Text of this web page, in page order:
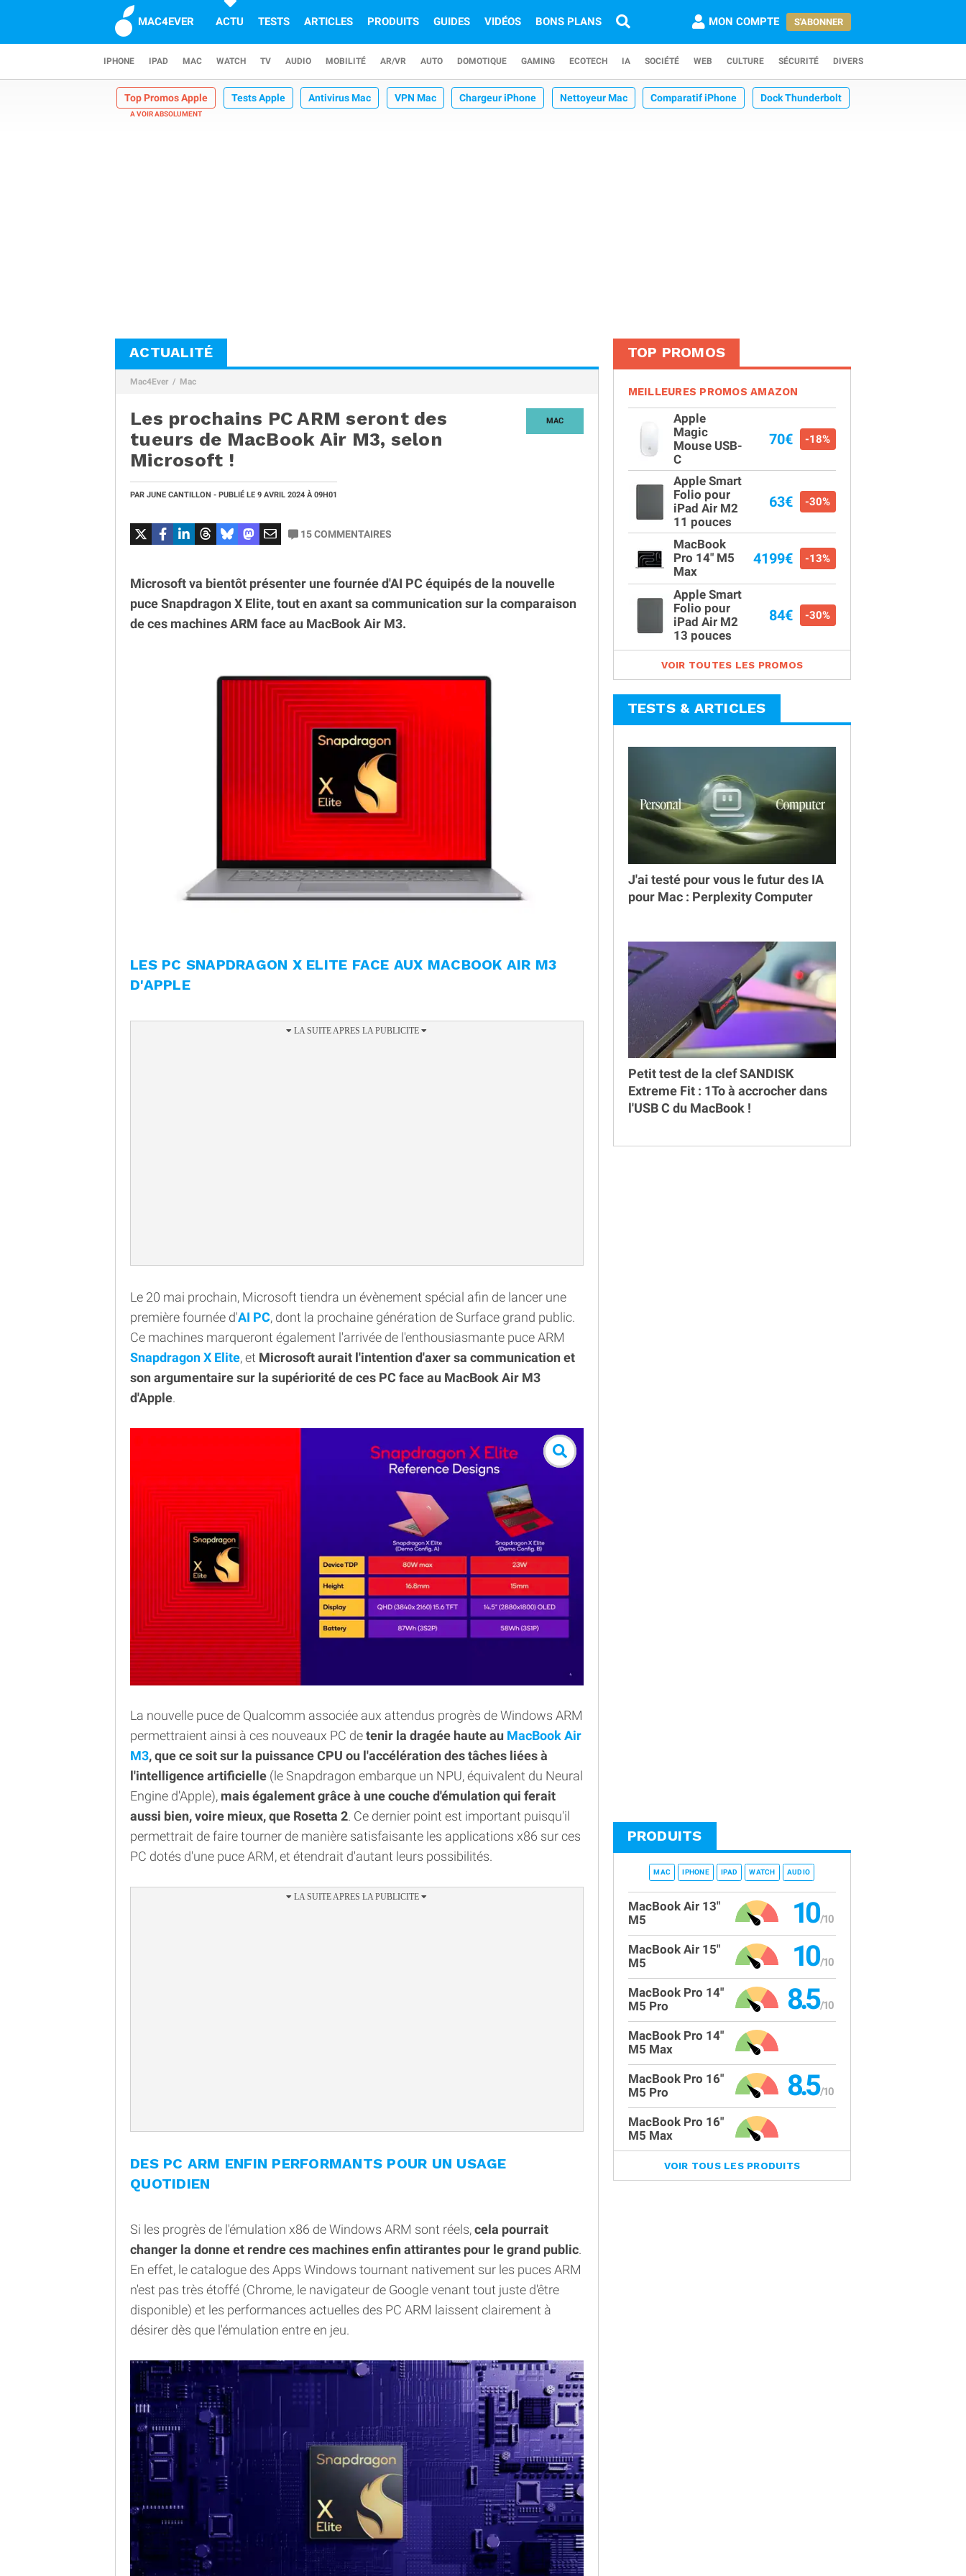
MAC4EVER ACTU TESTS ARTICLES PRODUITS GUIDES VIDÉOS BONS PLANS MON COMPTE S'ABONNER
IPHONE IPAD MAC WATCH TV AUDIO MOBILITÉ AR/VR AUTO DOMOTIQUE GAMING ECOTECH IA SOCIÉTÉ WEB CULTURE SÉCURITÉ DIVERS
Top Promos Apple Tests Apple Antivirus Mac VPN Mac Chargeur iPhone Nettoyeur Mac Comparatif iPhone Dock Thunderbolt
ACTUALITÉ
Mac4Ever Mac
MAC
Les prochains PC ARM seront des
tueurs de MacBook Air M3, selon
Microsoft !
PAR JUNE CANTILLON - PUBLIÉ LE 9 AVRIL 2024 À 09H01
15COMMENTAIRES
Microsoft va bientôt présenter une fournée d'AI PC équipés de la nouvelle
puce Snapdragon X Elite, tout en axant sa communication sur la comparaison
de ces machines ARM face au MacBook Air M3.
LES PC SNAPDRAGON X ELITE FACE AUX MACBOOK AIR M3
D'APPLE
Le 20 mai prochain, Microsoft tiendra un évènement spécial afin de lancer une
première fournée d'AI PC, dont la prochaine génération de Surface grand public.
Ce machines marqueront également l'arrivée de l'enthousiasmante puce ARM
Snapdragon X Elite, et Microsoft aurait l'intention d'axer sa communication et
son argumentaire sur la supériorité de ces PC face au MacBook Air M3
d'Apple.
La nouvelle puce de Qualcomm associée aux attendus progrès de Windows ARM
permettraient ainsi à ces nouveaux PC detenir la dragée haute au MacBook Air
M3, que ce soit sur la puissance CPU ou l'accélération des tâches liées à
l'intelligence artificielle (le Snapdragon embarque un NPU, équivalent du Neural
Engine d'Apple), mais également grâce à une couche d'émulation qui ferait
aussi bien, voire mieux, que Rosetta 2. Ce dernier point est important puisqu'il
permettrait de faire tourner de manière satisfaisante les applications x86 sur ces
PC dotés d'une puce ARM, et étendrait d'autant leurs possibilités.
DES PC ARM ENFIN PERFORMANTS POUR UN USAGE
QUOTIDIEN
Si les progrès de l'émulation x86 de Windows ARM sont réels,cela pourrait
changer la donne et rendre ces machines enfin attirantes pour le grand public.
En effet, le catalogue des Apps Windows tournant nativement sur les puces ARM
n'est pas très étoffé (Chrome, le navigateur de Google venant tout juste d'être
disponible) et les performances actuelles des PC ARM laissent clairement à
désirer dès que l'émulation entre en jeu.
TOP PROMOS
MEILLEURES PROMOS AMAZON
Apple
Magic
Mouse USB-
C
70€ -18%
Apple Smart
Folio pour
iPad Air M2
11 pouces
63€ -30%
MacBook
Pro 14" M5
Max
4199€ -13%
Apple Smart
Folio pour
iPad Air M2
13 pouces
84€ -30%
VOIR TOUTES LES PROMOS
TESTS & ARTICLES
J'ai testé pour vous le futur des IA
pour Mac : Perplexity Computer
Petit test de la clef SANDISK
Extreme Fit : 1To à accrocher dans
l'USB C du MacBook !
PRODUITS
MAC IPHONE IPAD WATCH AUDIO
MacBook Air 13"
M5
10
MacBook Air 15"
M5
10
MacBook Pro 14"
M5 Pro
8.5
MacBook Pro 14"
M5 Max
MacBook Pro 16"
M5 Pro
8.5
MacBook Pro 16"
M5 Max
VOIR TOUS LES PRODUITS